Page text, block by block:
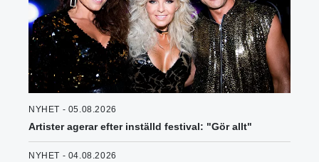
NYHET - 05.08.2026
Artister agerar efter inställd festival: "Gör allt"
NYHET - 04.08.2026